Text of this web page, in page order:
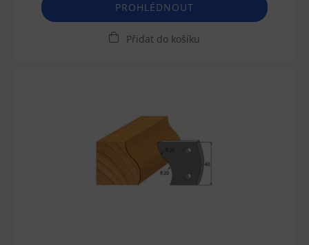
PROHLÉDNOUT
Přidat do košíku